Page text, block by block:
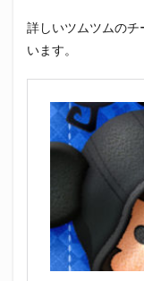
詳しいツムツムの
います。